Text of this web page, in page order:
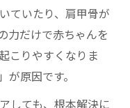
ていたり、肩甲骨が
力だけで赤ちゃんを
こりやすくなりま
が原因です。
しても、根本解決に